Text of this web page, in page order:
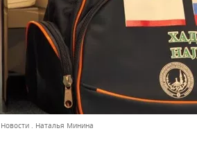
. Наталья Минина